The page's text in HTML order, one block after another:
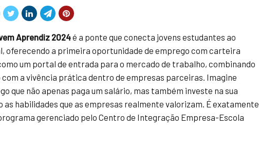
Aprendiz 2024é a ponte que conecta jovens estudantes ao
oferecendo a primeira oportunidade de emprego com carteira
um portal de entrada para o mercado de trabalho, combinando
a vivência prática dentro de empresas parceiras. Imagine
que não apenas paga um salário, mas também investe na sua
as habilidades que as empresas realmente valorizam. É exatamente
gerenciado pelo Centro de Integração Empresa-Escola